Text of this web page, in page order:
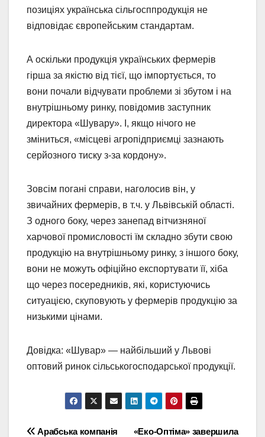
позиціях українська сільгосппродукція не
відповідає європейським стандартам.
А оскільки продукція українських фермерів
гірша за якістю від тієї, що імпортується, то
вони почали відчувати проблеми зі збутом і на
внутрішньому ринку, повідомив заступник
директора «Шувару». І, якщо нічого не
зміниться, «місцеві агропідприємці зазнають
серйозного тиску з-за кордону».
Зовсім погані справи, наголосив він, у
звичайних фермерів, в т.ч. у Львівській області.
З одного боку, через занепад вітчизняної
харчової промисловості їм складно збути свою
продукцію на внутрішньому ринку, з іншого боку,
вони не можуть офіційно експортувати її, хіба
що через посередників, які, користуючись
ситуацією, скуповують у фермерів продукцію за
низькими цінами.
Довідка: «Шувар» — найбільший у Львові
оптовий ринок сільськогосподарської продукції.
«Еко-Оптіма» завершила
Арабська компанія